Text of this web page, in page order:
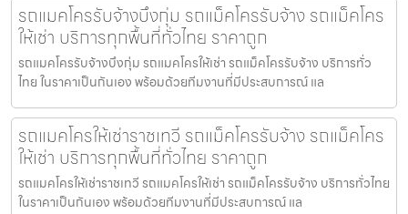
รถแมคโครรับจ้างบึงกุ่ม รถแม็คโครรับจ้าง รถแม็คโคร
ให้เช่า บริการทุกพื้นที่ทั่วไทย ราคาถูก
รถแมคโครรับจ้างบึงกุ่ม รถแมคโครให้เช่า รถแม็คโครรับจ้าง บริการทั่ว
ไทย ในราคาเป็นกันเอง พร้อมด้วยทีมงานที่มีประสบการณ์ แล
รถแมคโครให้เช่าราชเทวี รถแม็คโครรับจ้าง รถแม็คโคร
ให้เช่า บริการทุกพื้นที่ทั่วไทย ราคาถูก
รถแมคโครให้เช่าราชเทวี รถแมคโครให้เช่า รถแม็คโครรับจ้าง บริการทั่วไทย
ในราคาเป็นกันเอง พร้อมด้วยทีมงานที่มีประสบการณ์ แล